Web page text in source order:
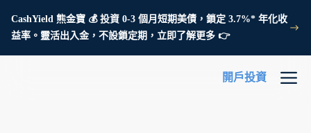
CashYield 熊金寶 💰 投資 0-3 個月短期美債，鎖定 3.7%* 年化收
益率。靈活出入金，不設鎖定期，立即了解更多 👉
開戶投資